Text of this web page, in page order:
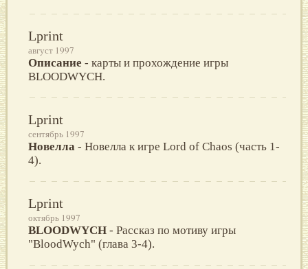
Lprint
август 1997
Описание - карты и прохождение игры
BLOODWYCH.
Lprint
сентябрь 1997
Новелла - Новелла к игре Lord of Chaos (часть 1-
4).
Lprint
октябрь 1997
BLOODWYCH - Рассказ по мотиву игры
"BloodWych" (глава 3-4).